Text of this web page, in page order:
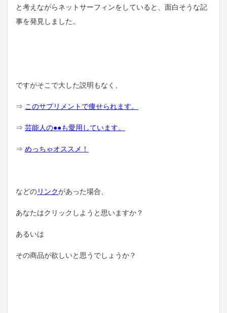
と考えながらネットサーフィンをしていると、面白そうな記
事を発見しました。
ですがそこで大した説明もなく、
⇒ このサプリメントで痩せられます。
⇒ 芸能人の●●も愛用しています。
⇒ めっちゃオススメ！
などのリンクがあった場合、
あなたはクリックしようと思いますか？
あるいは
その商品が欲しいと思うでしょうか？